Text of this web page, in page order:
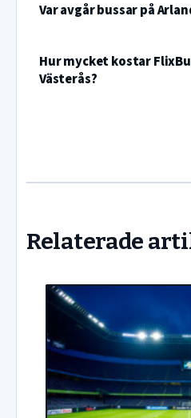
Var avgår bussar på
Hur mycket kostar
Västerås?
Relaterade